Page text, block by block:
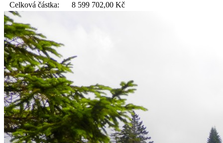
Celková částka: 8 599 702,00 Kč